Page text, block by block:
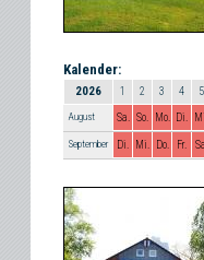
Kalender:
2026 1 2 3 4 5
August Sa. So. Mo. Di. Mi.
September Di. Mi. Do. Fr. Sa.